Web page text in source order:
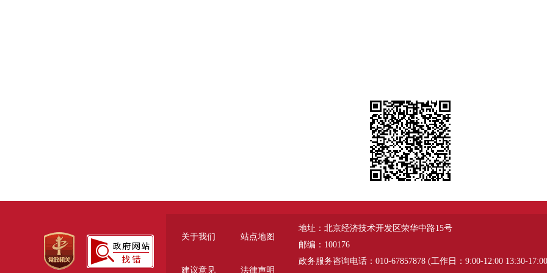
关于我们 站点地图
建议意见 法律声明
地址：北京经济技术开发区荣华中路15号
邮编：100176
政务服务咨询电话：010-67857878 (工作日：9:00-12:00 13:30-